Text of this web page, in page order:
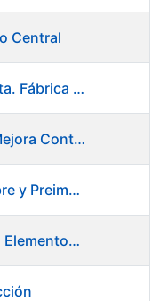
Central
OE 21/25 - Técnico Proyectista. Fábrica de Papel
FC 02/26 - Responsable de Mejora Continua - Burgos
FC 01/26 - Director/a de Timbre y Preimpresión
OE 24/25 - Oficial 1ª Máquina Elementos de Seguridad